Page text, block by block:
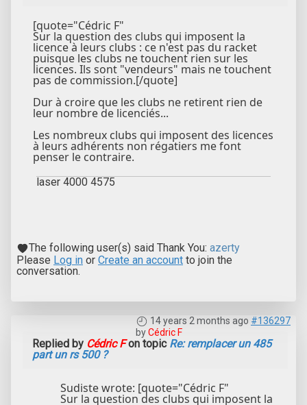
[quote="Cédric F"
Sur la question des clubs qui imposent la
licence à leurs clubs : ce n'est pas du racket
puisque les clubs ne touchent rien sur les
licences. Ils sont "vendeurs" mais ne touchent
pas de commission.[/quote]
Dur à croire que les clubs ne retirent rien de
leur nombre de licenciés...
Les nombreux clubs qui imposent des licences
à leurs adhérents non régatiers me font
penser le contraire.
laser 4000 4575
The following user(s) said Thank You: azerty
Please Log in or Create an account to join the
conversation.
14 years 2 months ago #136297
byCédric F
Replied by Cédric Fon topic Re: remplacer un 485
part un rs 500 ?
Sudiste wrote: [quote="Cédric F"
Sur la question des clubs qui imposent la